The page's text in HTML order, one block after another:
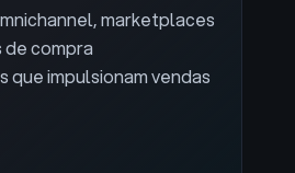
marketplaces
de compra
que impulsionam vendas